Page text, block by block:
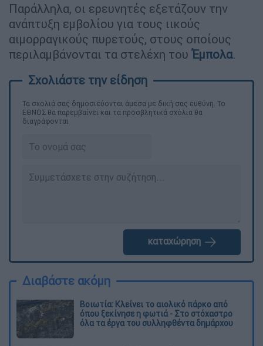
Παράλληλα, οι ερευνητές εξετάζουν την
ανάπτυξη εμβολίου για τους ιικούς
αιμορραγικούς πυρετούς, στους οποίους
περιλαμβάνονται τα στελέχη του Έμπολα.
Τα σχολιά σας δημοσιεύονται άμεσα με δική σας ευθύνη. Το
ΕΘΝΟΣ θα παρεμβαίνει και τα προσβλητικά σχόλια θα
διαγράφονται
καταχώρηση
Διαβάστε ακόμη
Βοιωτία: Κλείνει το αιολικό πάρκο από
όπου ξεκίνησε η φωτιά - Στο στόχαστρο
όλα τα έργα του συλληφθέντα δημάρχου